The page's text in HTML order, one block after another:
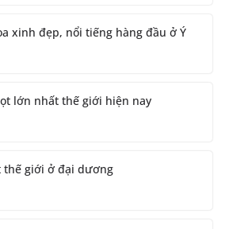
xinh đẹp, nổi tiếng hàng đầu ở Ý
lớn nhất thế giới hiện nay
thế giới ở đại dương